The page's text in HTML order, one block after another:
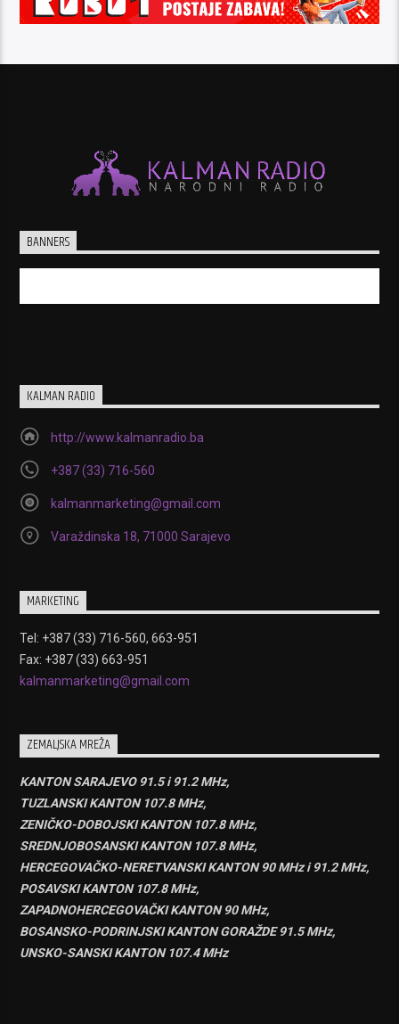
BANNERS
KALMAN RADIO
http://www.kalmanradio.ba
+387 (33) 716-560
kalmanmarketing@gmail.com
Varaždinska 18, 71000 Sarajevo
MARKETING
Tel: +387 (33) 716-560, 663-951
Fax: +387 (33) 663-951
kalmanmarketing@gmail.com
ZEMALJSKA MREŽA
KANTON SARAJEVO 91.5 i 91.2 MHz,
TUZLANSKI KANTON 107.8 MHz,
ZENIČKO-DOBOJSKI KANTON 107.8 MHz,
SREDNJOBOSANSKI KANTON 107.8 MHz,
HERCEGOVAČKO-NERETVANSKI KANTON 90 MHz i 91.2 MHz,
POSAVSKI KANTON 107.8 MHz,
ZAPADNOHERCEGOVAČKI KANTON 90 MHz,
BOSANSKO-PODRINJSKI KANTON GORAŽDE 91.5 MHz,
UNSKO-SANSKI KANTON 107.4 MHz